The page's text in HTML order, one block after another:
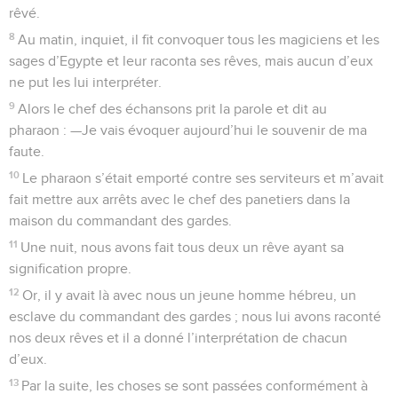
rêvé.
8 Au matin, inquiet, il fit convoquer tous les magiciens et les
sages d’Egypte et leur raconta ses rêves, mais aucun d’eux
ne put les lui interpréter.
9 Alors le chef des échansons prit la parole et dit au
pharaon : —Je vais évoquer aujourd’hui le souvenir de ma
faute.
10 Le pharaon s’était emporté contre ses serviteurs et m’avait
fait mettre aux arrêts avec le chef des panetiers dans la
maison du commandant des gardes.
11 Une nuit, nous avons fait tous deux un rêve ayant sa
signification propre.
12 Or, il y avait là avec nous un jeune homme hébreu, un
esclave du commandant des gardes ; nous lui avons raconté
nos deux rêves et il a donné l’interprétation de chacun
d’eux.
13 Par la suite, les choses se sont passées conformément à